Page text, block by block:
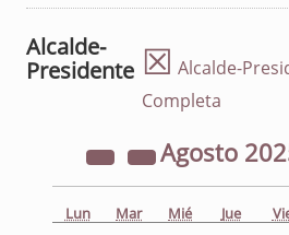
Alcalde-
Presidente ☒ Alcalde-
Completa
Agosto
Lun Mar Mié Jue